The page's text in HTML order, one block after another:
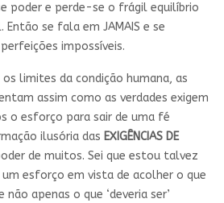
poder e perde-se o frágil equilíbrio
se fala em JAMAIS e se
impossíveis.
os limites da condição humana, as
assim como as verdades exigem
o esforço para sair de uma fé
ilusória das EXIGÊNCIAS DE
de muitos. Sei que estou talvez
esforço em vista de acolher o que
não apenas o que ‘deveria ser’